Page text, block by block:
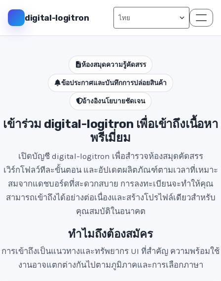
digital-logitron
ห้องสมุดความรู้คัดสรร
ข้อประกาศและบันทึกการปล่อยสินค้า
อ้างอิงนโยบายชัดเจน
เข้าร่วม digital-logitron เพื่อเข้าถึงเนื้อหา
พรีเมี่ยม
เปิดบัญชี digital-logitron เพื่อสำรวจห้องสมุดคัดสรร
เวิร์กโฟลว์ทีละขั้นตอน และอัปเดตผลิตภัณฑ์ตามเวลาที่เหมาะ
สมจากแดชบอร์ดที่สะดวกสบาย การลงทะเบียนจะทำให้คุณ
สามารถเข้าถึงได้อย่างต่อเนื่องและสร้างโปรไฟล์เดียวสำหรับ
คุณสมบัติในอนาคต
ทำไมถึงต้องสมัคร
การเข้าถึงเป็นแนวทางและทรัพยากร UI ที่สำคัญ ความพร้อมใช้
งานอาจแตกต่างกันไปตามภูมิภาคและการเลือกภาษา